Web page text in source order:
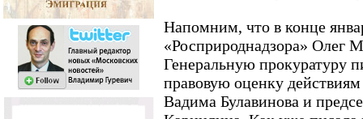
Напомним, что в конце
«Росприроднадзора» Олег
Генеральную прокуратуру
правовую оценку
Вадима Булавинова и